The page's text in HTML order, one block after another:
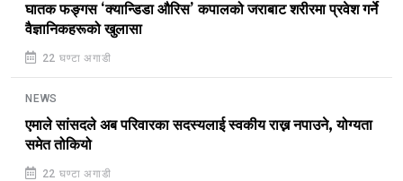
घातक फङ्गस ‘क्यान्डिडा औरिस’ कपालको जराबाट शरीरमा प्रवेश गर्ने
वैज्ञानिकहरूको खुलासा
22 घण्टा अगाडी
NEWS
एमाले सांसदले अब परिवारका सदस्यलाई स्वकीय राख्न नपाउने, योग्यता
समेत तोकियो
22 घण्टा अगाडी